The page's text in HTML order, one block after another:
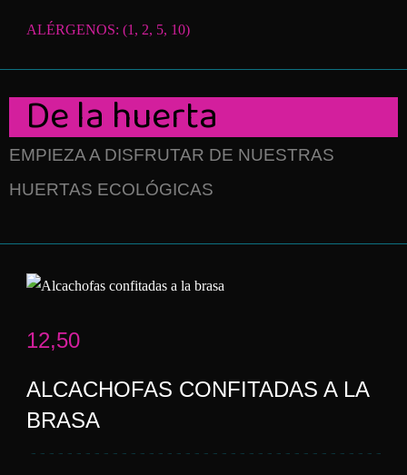
ALÉRGENOS: (1, 2, 5, 10)
De la huerta
EMPIEZA A DISFRUTAR DE NUESTRAS
HUERTAS ECOLÓGICAS
12,50
ALCACHOFAS CONFITADAS A LA
BRASA